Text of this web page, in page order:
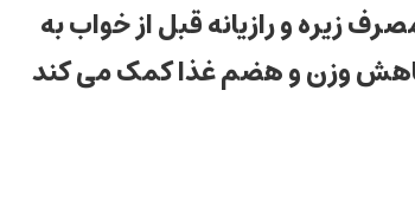
زیره و رازیانه قبل از خواب به
وزن و هضم غذا کمک می کند